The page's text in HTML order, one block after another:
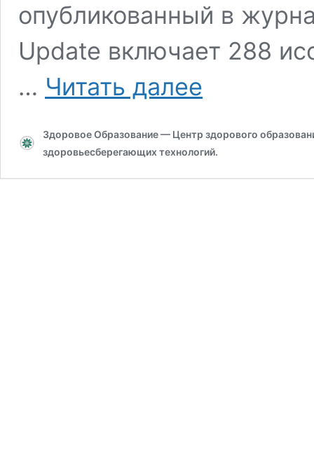
опубликованный в
Update включает 288
… Читать далее
к
зачатию
«угрожает
Здоровое Образование — Центр здорового
здоровьесберегающих технологий.